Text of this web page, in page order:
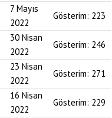
7 Mayıs
2022
Gösterim: 223
30 Nisan
2022
Gösterim: 246
23 Nisan
2022
Gösterim: 271
16 Nisan
2022
Gösterim: 229